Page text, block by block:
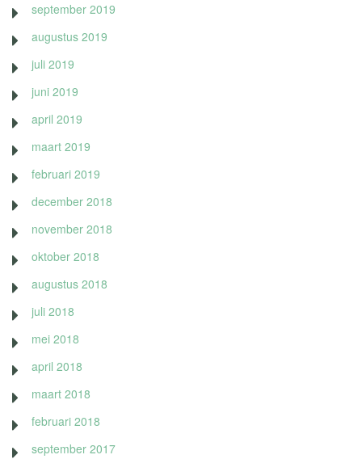
september 2019
augustus 2019
juli 2019
juni 2019
april 2019
maart 2019
februari 2019
december 2018
november 2018
oktober 2018
augustus 2018
juli 2018
mei 2018
april 2018
maart 2018
februari 2018
september 2017